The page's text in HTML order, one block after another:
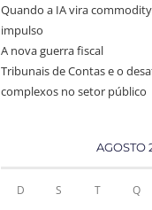
Quando a IA vira
impulso
A nova guerra fiscal
Tribunais de Contas e o
complexos no setor público
AGOSTO
D S T Q